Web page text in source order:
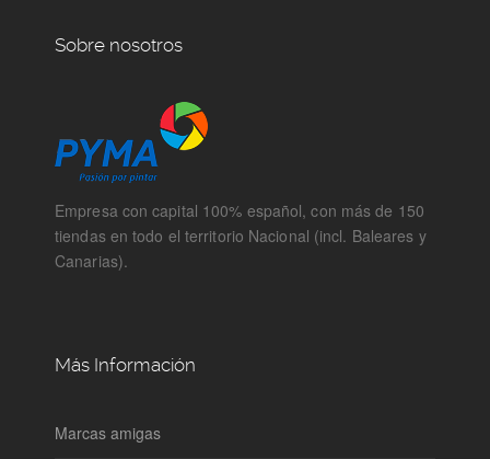
Sobre nosotros
Empresa con capital 100% español, con más de 150
tiendas en todo el territorio Nacional (incl. Baleares y
Canarias).
Más Información
Marcas amigas